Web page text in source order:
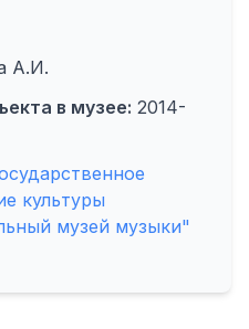
А.И.
в музее: 2014-
культуры
музей музыки"